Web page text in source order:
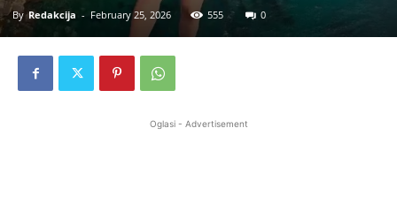
By Redakcija - February 25, 2026 555 0
Oglasi - Advertisement